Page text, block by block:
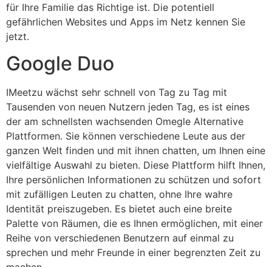
für Ihre Familie das Richtige ist. Die potentiell
gefährlichen Websites und Apps im Netz kennen Sie
jetzt.
Google Duo
IMeetzu wächst sehr schnell von Tag zu Tag mit
Tausenden von neuen Nutzern jeden Tag, es ist eines
der am schnellsten wachsenden Omegle Alternative
Plattformen. Sie können verschiedene Leute aus der
ganzen Welt finden und mit ihnen chatten, um Ihnen eine
vielfältige Auswahl zu bieten. Diese Plattform hilft Ihnen,
Ihre persönlichen Informationen zu schützen und sofort
mit zufälligen Leuten zu chatten, ohne Ihre wahre
Identität preiszugeben. Es bietet auch eine breite
Palette von Räumen, die es Ihnen ermöglichen, mit einer
Reihe von verschiedenen Benutzern auf einmal zu
sprechen und mehr Freunde in einer begrenzten Zeit zu